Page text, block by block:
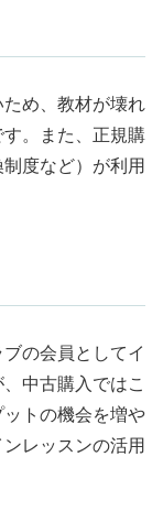
め、教材が壊れ
。また、正規購
度など）が利用
の会員としてイ
中古購入ではこ
トの機会を増や
レッスンの活用